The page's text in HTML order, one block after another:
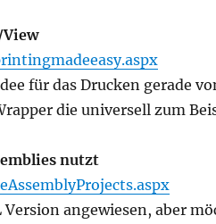
für das Drucken gerade
die universell zum
nutzt
Version angewiesen, aber